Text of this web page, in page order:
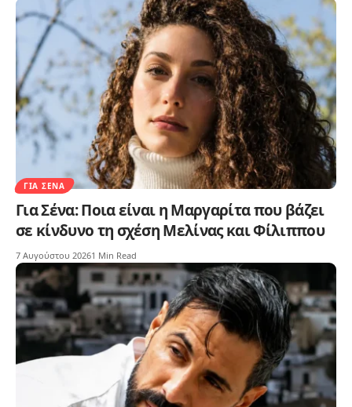
ΓΙΑ ΣΈΝΑ
Για Σένα: Ποια είναι η Μαργαρίτα που βάζει
σε κίνδυνο τη σχέση Μελίνας και Φίλιππου
7 Αυγούστου 20261 Min Read